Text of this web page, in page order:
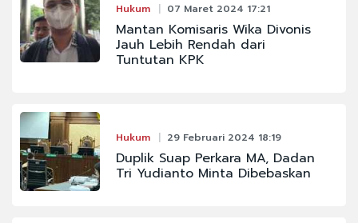
Hukum 07 Maret 2024 17:21
Mantan Komisaris Wika Divonis
Jauh Lebih Rendah dari
Tuntutan KPK
Hukum 29 Februari 2024 18:19
Duplik Suap Perkara MA, Dadan
Tri Yudianto Minta Dibebaskan